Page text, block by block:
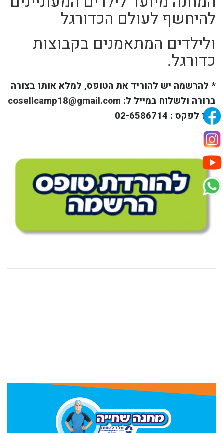
להיחשף לעולם הכדורגל
ולילדים המתאמנים בקבוצות
כדורגל.
* להרשמה יש להוריד את הטופס, למלא אותו בצורה
ברורה ולשלוח במייל ל: cosellcamp18@gmail.com
או לפקס : 02-6586714